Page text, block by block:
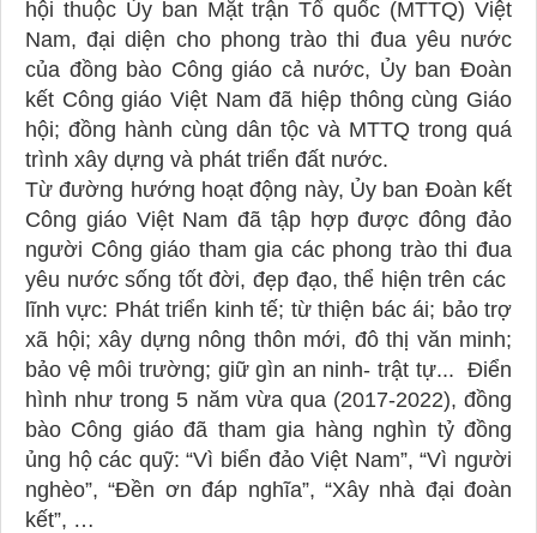
hội thuộc Ủy ban Mặt trận Tổ quốc (MTTQ) Việt
Nam, đại diện cho phong trào thi đua yêu nước
của đồng bào Công giáo cả nước, Ủy ban Đoàn
kết Công giáo Việt Nam đã hiệp thông cùng Giáo
hội; đồng hành cùng dân tộc và MTTQ trong quá
trình xây dựng và phát triển đất nước.
Từ đường hướng hoạt động này, Ủy ban Đoàn kết
Công giáo Việt Nam đã tập hợp được đông đảo
người Công giáo tham gia các phong trào thi đua
yêu nước sống tốt đời, đẹp đạo, thể hiện trên các
lĩnh vực: Phát triển kinh tế; từ thiện bác ái; bảo trợ
xã hội; xây dựng nông thôn mới, đô thị văn minh;
bảo vệ môi trường; giữ gìn an ninh- trật tự... Điển
hình như trong 5 năm vừa qua (2017-2022), đồng
bào Công giáo đã tham gia hàng nghìn tỷ đồng
ủng hộ các quỹ: “Vì biển đảo Việt Nam”, “Vì người
nghèo”, “Đền ơn đáp nghĩa”, “Xây nhà đại đoàn
kết”, …